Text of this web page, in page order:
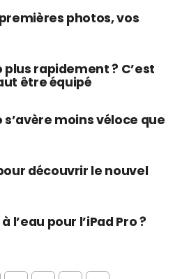
premières photos, vos
plus rapidement ? C’est
être équipé
s’avère moins véloce que
découvrir le nouvel
l’eau pour l’iPad Pro ?